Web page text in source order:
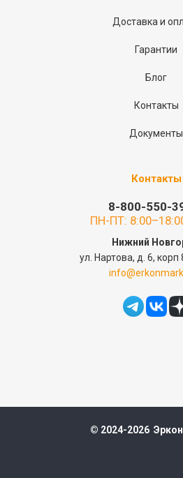
Доставка и
Гарантии
Блог
Контакты
Документы
Контакты
8-800-550-
ПН-ПТ:
Нижний
ул. Нартова, д. 6,
© 2024-2026